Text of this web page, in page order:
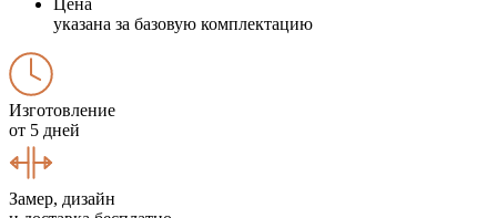
указана за базовую комплектацию
Изготовление
от 5 дней
Замер, дизайн